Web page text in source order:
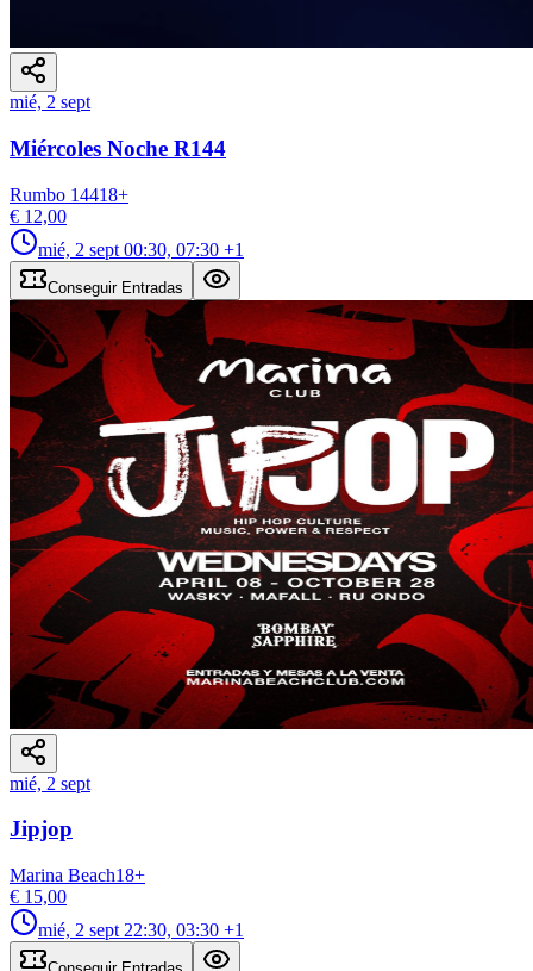
mié, 2 sept
Miércoles Noche R144
Rumbo 14418+
€ 12,00
mié, 2 sept 00:30, 07:30 +1
Conseguir Entradas
mié, 2 sept
Jipjop
Marina Beach18+
€ 15,00
mié, 2 sept 22:30, 03:30 +1